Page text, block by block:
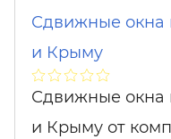
Сдвижные окна
и Крыму
Сдвижные окна
и Крыму от